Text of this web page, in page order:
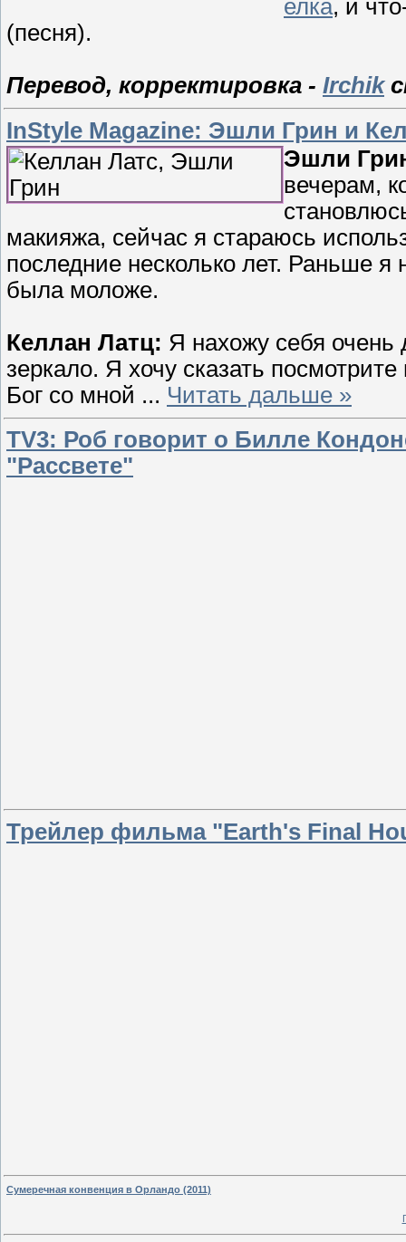
елка, и
(песня).
Перевод, корректировка - Irchik
InStyle Magazine: Эшли Грин и
Эшли
вечерам,
макияжа, сейчас я стараюсь
последние несколько лет. Раньше я
была моложе.
Келлан Латц: Я нахожу себя очень
зеркало. Я хочу сказать
Бог со мной ... Читать дальше »
TV3: Роб говорит о Билле
"Рассвете"
Трейлер фильма "Earth's Final
Сумеречная конвенция в Орландо (2011)